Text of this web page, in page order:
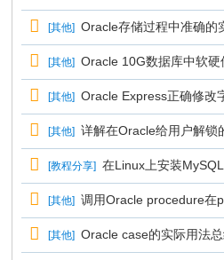
[其他] Oracle存储过程中准确的
[其他] Oracle 10G数据库中软硬
[其他] Oracle Express正确修改
[其他] 详解在Oracle给用户解锁
[教程分享] 在Linux上安装
[其他] 调用Oracle procedure在
[其他] Oracle case的实际用法